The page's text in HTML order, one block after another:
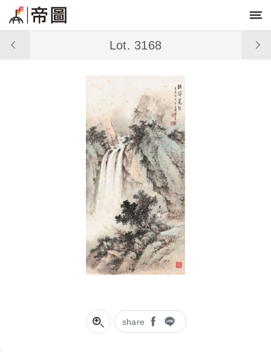
share
Lot. 3168